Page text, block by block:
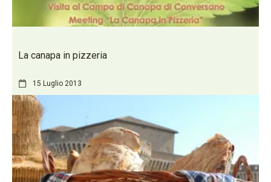
La canapa in pizzeria
15 Luglio 2013